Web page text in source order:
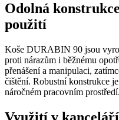
Odolná
použití
Koše DURABIN 90 jsou
proti nárazům i běžnému
přenášení a manipulaci,
čištění. Robustní konstrukce
náročném pracovním prostředí.